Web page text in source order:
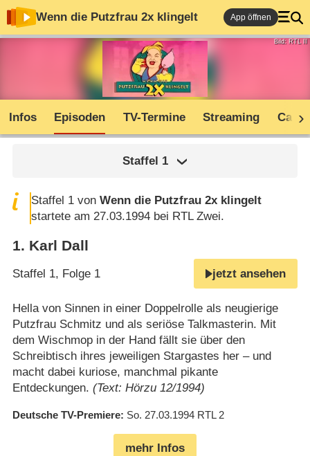
Wenn die Putzfrau 2x klingelt App öffnen
Bild: RTL II
Infos Episoden TV-Termine Streaming Cast
Staffel 1
Staffel 1 vonWenn die Putzfrau 2x klingelt
startete am 27.03.1994 bei RTL Zwei.
1. Karl Dall
Staffel 1, Folge 1 jetzt ansehen
Hella von Sinnen in einer Doppelrolle als neugierige
Putzfrau Schmitz und als seriöse Talkmasterin. Mit
dem Wischmop in der Hand fällt sie über den
Schreibtisch ihres jeweiligen Stargastes her – und
macht dabei kuriose, manchmal pikante
Entdeckungen. (Text: Hörzu 12/1994)
Deutsche TV-Premiere So. 27.03.1994 RTL 2
mehr Infos